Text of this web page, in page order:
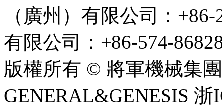
（廣州）有限公司：
有限公司：+86-574-
版權所有 © 將軍機械
GENERAL&GENESIS 浙